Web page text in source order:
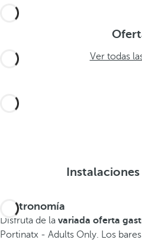
Ver todas
Gastronomía
Disfruta de la variada oferta
Portinatx - Adults Only. Los